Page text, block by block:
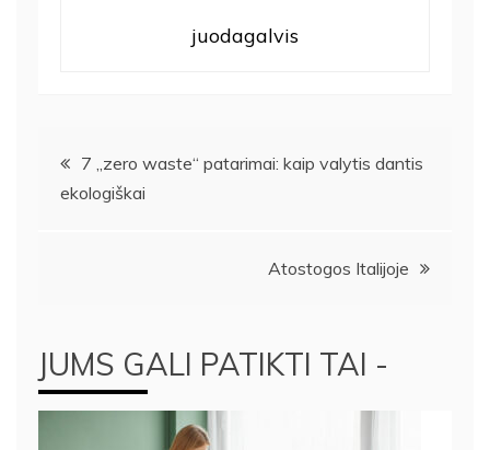
juodagalvis
Navigacija
tarp
7 „zero waste“ patarimai: kaip valytis dantis
ekologiškai
Atostogos Italijoje
JUMS GALI PATIKTI TAI -